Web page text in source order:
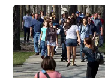
최소 실제 거래가의 1프로 혹
니다.그런데 여기에 Mello
재산세에 첨부되어 고지되면
지역에 따라 10-15년을 내야 ..